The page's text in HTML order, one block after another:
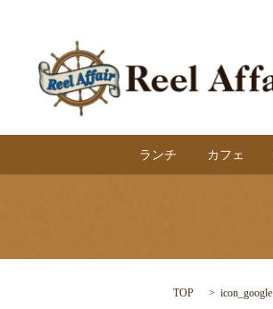
ランチ カフェ
TOP icon_google